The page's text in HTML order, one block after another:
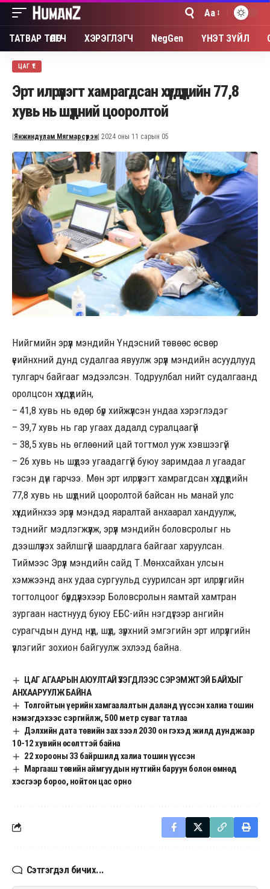
Font
Resizer
Aa
ТАТВАР ТӨЛӨГЧ ХЭРЭГЛЭГЧ NegGen ҮНЭТ ЗҮЙЛ
ЦАГ ҮЕ
Эрт илрүүлэгт хамрагдсан хүүхдүүдийн 77,8
хувь нь шүдний цооролтой
Янжиндулам Мягмарсүрэн | 2024 оны 11 сарын 05
Нийгмийн эрүүл мэндийн Үндэсний төвөөс өсвөр
үеийнхний дунд судалгаа явуулж эрүүл мэндийн асуудлууд
тулгарч байгааг мэдээлсэн. Тодруулбал нийт судалгаанд
оролцсон хүүхдүүдийн,
– 41,8 хувь нь өдөр бүр хийжүүлсэн ундаа хэрэглэдэг
– 39,7 хувь нь гар угаах дадалд суралцаагүй
– 38,5 хувь нь өглөөний цай тогтмол ууж хэвшээгүй
– 26 хувь нь шүдээ угаадаггүй буюу заримдаа л угаадаг
гэсэн дүн гарчээ. Мөн эрт илрүүлэгт хамрагдсан хүүхдүүдийн
77,8 хувь нь шүдний цооролтой байсан нь манай улс
хүүхдийнхээ эрүүл мэндэд яаралтай анхаарал хандуулж,
тэднийг мэдлэгжүүлж, эрүүл мэндийн боловсролыг нь
дээшлүүлэх зайлшгүй шаардлага байгааг харуулсан.
Тиймээс Эрүүл мэндийн сайд Т.Мөнхсайхан улсын
хэмжээнд анх удаа сургуульд суурилсан эрт илрүүлгийн
тогтолцоог бүрдүүлэхээр Боловсролын яамтай хамтран
зургаан настнууд буюу ЕБС-ийн нэгдүгээр ангийн
сурагчдын дунд нүд, шүд, зүрхний эмгэгийн эрт илрүүлгийн
үзлэгийг зохион байгуулж эхлээд байна.
ЦАГ АГААРЫН АЮУЛТАЙ ҮЗЭГДЛЭЭС СЭРЭМЖТЭЙ БАЙХЫГ
АНХААРУУЛЖ БАЙНА
Толгойтын үерийн хамгаалалтын даланд үүссэн халиа тошин
нэмэгдэхээс сэргийлж, 500 метр суваг татлаа
Дэлхийн дата төвийн зах зээл 2030 он гэхэд жилд дунджаар
10-12 хувийн өсөлттэй байна
22 хорооны 33 байршилд халиа тошин үүссэн
Маргааш төвийн аймгуудын нутгийн баруун болон өмнөд
хэсгээр бороо, нойтон цас орно
Сэтгэгдэл бичих...